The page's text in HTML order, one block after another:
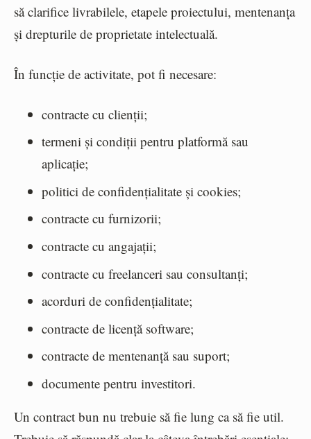
să clarifice livrabilele, etapele proiectului, mentenanța
și drepturile de proprietate intelectuală.
În funcție de activitate, pot fi necesare:
contracte cu clienții;
termeni și condiții pentru platformă sau
aplicație;
politici de confidențialitate și cookies;
contracte cu furnizorii;
contracte cu angajații;
contracte cu freelanceri sau consultanți;
acorduri de confidențialitate;
contracte de licență software;
contracte de mentenanță sau suport;
documente pentru investitori.
Un contract bun nu trebuie să fie lung ca să fie util.